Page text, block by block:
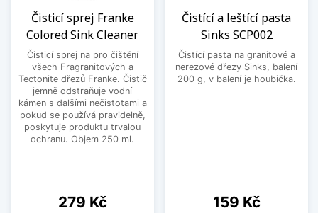
Čisticí sprej Franke
Colored Sink Cleaner
Čisticí sprej na pro čištění
všech Fragranitových a
Tectonite dřezů Franke. Čistič
jemně odstraňuje vodní
kámen s dalšími nečistotami a
pokud se používá pravidelně,
poskytuje produktu trvalou
ochranu. Objem 250 ml.
Cena
279 Kč
Čistící a leštící pasta
Sinks SCP002
Čistící pasta na granitové a
nerezové dřezy Sinks, balení
200 g, v balení je houbička.
Cena
159 Kč